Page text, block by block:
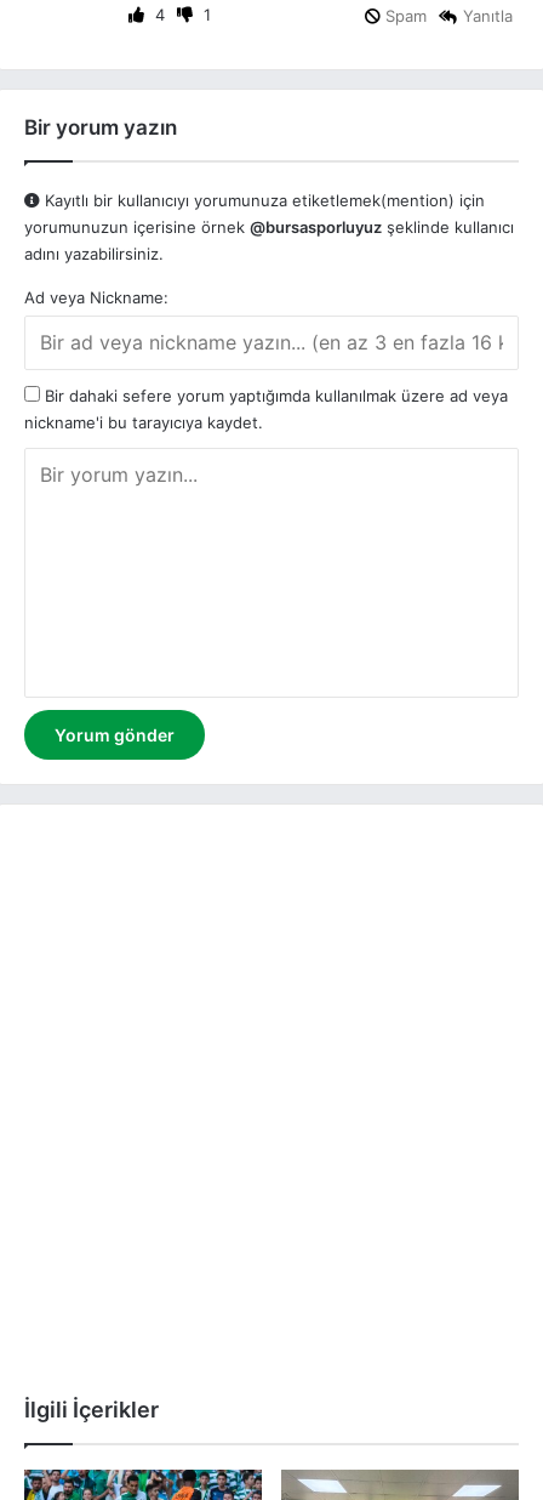
4 1 Yanıtla
Spam
Bir yorum yazın
Kayıtlı bir kullanıcıyı yorumunuza etiketlemek(mention) için
yorumunuzun içerisine örnek @bursasporluyuz şeklinde kullanıcı
adını yazabilirsiniz.
Ad veya Nickname:
Bir dahaki sefere yorum yaptığımda kullanılmak üzere ad veya
nickname'i bu tarayıcıya kaydet.
İlgili İçerikler